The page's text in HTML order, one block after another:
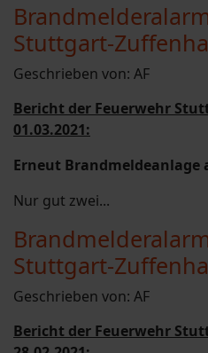
Stuttgart-
Geschrieben von: AF
Bericht der Feuerwehr
01.03.2021:
Erneut Brandmeldeanlage
Nur gut zwei...
Stuttgart-
Geschrieben von: AF
Bericht der Feuerwehr